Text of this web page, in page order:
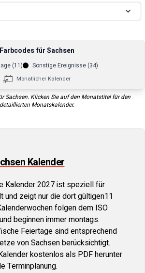
Farbcodes fürSachsen
(11) Sonstige Ereignisse (34)
Monatlicher Kalender
Sachsen. Klicken Sie auf den Monatstitel für den
detaillierten Monatskalender.
Kalender
Kalender2027ist speziell für
und zeigt nur die dort gültigen11
folgen dem ISO
beginnen immer montags.
Feiertage sind entsprechend
vonSachsenberücksichtigt.
kostenlos als PDF herunter
Terminplanung.